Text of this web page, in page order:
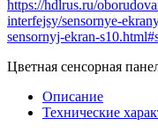
https://hdlrus.ru/
interfejsy/sensornye-
sensornyj-ekran-
Цветная сенсорная
Описание
Технические